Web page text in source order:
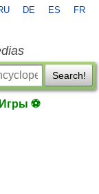
DE ES FR
Search!
Игры ⚽